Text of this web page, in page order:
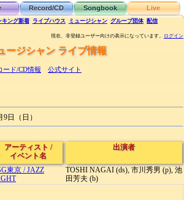
Record/CD Songbook Live
キング新着 ライブハウス ミュージシャン グループ団体 配信
現在、非登録ユーザー向けの表示になっています。 ログイン
ージシャン ライブ情報
ード/CD情報 公式サイト
9日（日）
アーティスト /
イベント名
出演者
東京 /JAZZ
TOSHI NAGAI (ds), 市川秀男 (p), 池
田芳夫 (b)